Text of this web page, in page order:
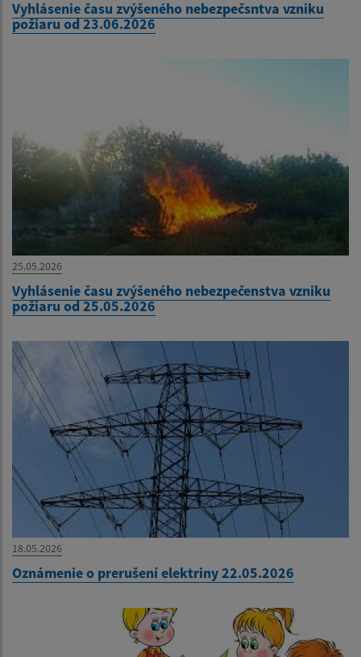
Vyhlásenie času zvýšeného nebezpečsntva vzniku
požiaru od 23.06.2026
25.05.2026
Vyhlásenie času zvýšeného nebezpečenstva vzniku
požiaru od 25.05.2026
18.05.2026
Oznámenie o prerušení elektriny 22.05.2026